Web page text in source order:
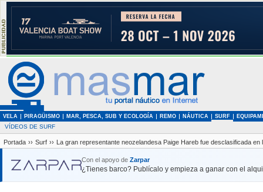
VELA PIRAGÜISMO MAR, PESCA, SUB Y ECOLOGÍA REMO NÁUTICA SURF
VÍDEOS DE SURF
Portada ›› Surf ›› La gran representante neozelandesa Paige Hareb fue desclasificada
Con el apoyo de Zarpar
¿Tienes barco? Publícalo y empieza a ganar con el